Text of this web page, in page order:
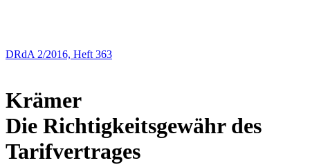
DRdA 2/2016, Heft 363
Krämer
Die Richtigkeitsgewähr des
Tarifvertrages